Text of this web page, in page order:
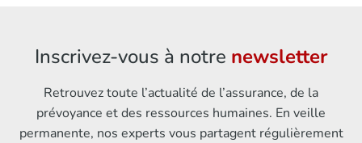
Inscrivez-vous à notre newsletter
Retrouvez toute l’actualité de l’assurance, de la
prévoyance et des ressources humaines. En veille
permanente, nos experts vous partagent régulièrement